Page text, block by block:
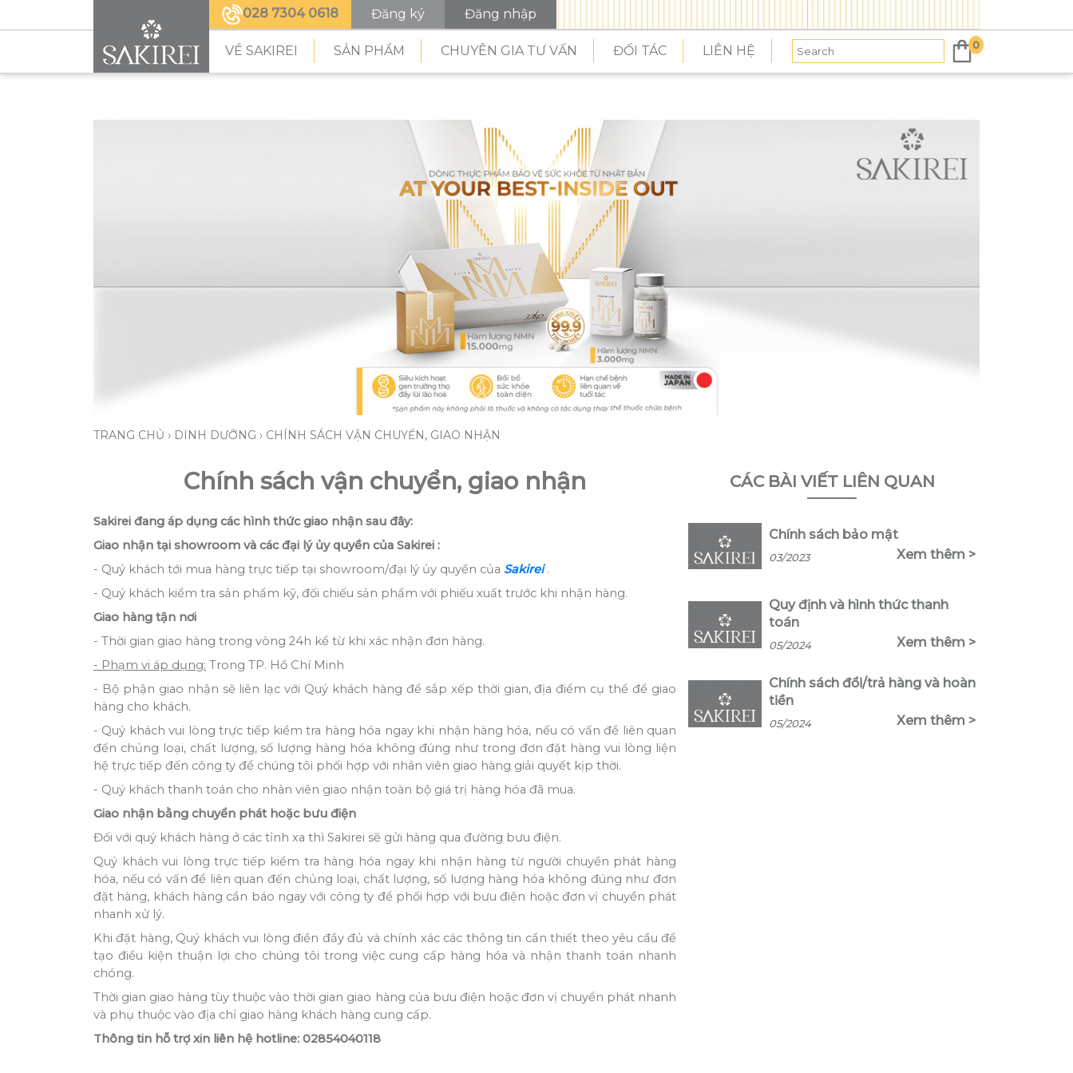
028 7304 0618 Đăng ký Đăng nhập
VỀ SAKIREI SẢN PHẨM CHUYÊN GIA TƯ VẤN ĐỐI TÁC LIÊN HỆ 0
TRANG CHỦ › DINH DƯỠNG › CHÍNH SÁCH VẬN CHUYỂN, GIAO NHẬN
Chính sách vận chuyển, giao nhận
Sakirei đang áp dụng các hình thức giao nhận sau đây:
Giao nhận tại showroom và các đại lý ủy quyền của Sakirei :
- Quý khách tới mua hàng trực tiếp tại showroom/đại lý ủy quyền của Sakirei .
- Quý khách kiểm tra sản phẩm kỹ, đối chiếu sản phẩm với phiếu xuất trước khi nhận hàng.
Giao hàng tận nơi
- Thời gian giao hàng trong vòng 24h kể từ khi xác nhận đơn hàng.
- Phạm vi áp dụng: Trong TP. Hồ Chí Minh
- Bộ phận giao nhận sẽ liên lạc với Quý khách hàng để sắp xếp thời gian, địa điểm cụ thể để giao
hàng cho khách.
- Quý khách vui lòng trực tiếp kiểm tra hàng hóa ngay khi nhận hàng hóa, nếu có vấn đề liên quan
đến chủng loại, chất lượng, số lượng hàng hóa không đúng như trong đơn đặt hàng vui lòng liện
hệ trực tiếp đến công ty để chúng tôi phối hợp với nhân viên giao hàng giải quyết kịp thời.
- Quý khách thanh toán cho nhân viên giao nhận toàn bộ giá trị hàng hóa đã mua.
Giao nhận bằng chuyển phát hoặc bưu điện
Đối với quý khách hàng ở các tỉnh xa thì Sakirei sẽ gửi hàng qua đường bưu điện.
Quý khách vui lòng trực tiếp kiểm tra hàng hóa ngay khi nhận hàng từ người chuyển phát hàng
hóa, nếu có vấn để liên quan đến chủng loại, chất lượng, số lượng hàng hóa không đúng như đơn
đặt hàng, khách hàng cần báo ngay với công ty để phối hợp với bưu điện hoặc đơn vị chuyển phát
nhanh xử lý.
Khi đặt hàng, Quý khách vui lòng điền đầy đủ và chính xác các thông tin cần thiết theo yêu cầu để
tạo điều kiện thuận lợi cho chúng tôi trong việc cung cấp hàng hóa và nhận thanh toán nhanh
chóng.
Thời gian giao hàng tùy thuộc vào thời gian giao hàng của bưu điện hoặc đơn vị chuyển phát nhanh
và phụ thuộc vào địa chỉ giao hàng khách hàng cung cấp.
Thông tin hỗ trợ xin liên hệ hotline: 02854040118
CÁC BÀI VIẾT LIÊN QUAN
Chính sách bảo mật
03/2023 Xem thêm >
Quy định và hình thức thanh
toán
05/2024 Xem thêm >
Chính sách đổi/trả hàng và hoàn
tiền
05/2024 Xem thêm >